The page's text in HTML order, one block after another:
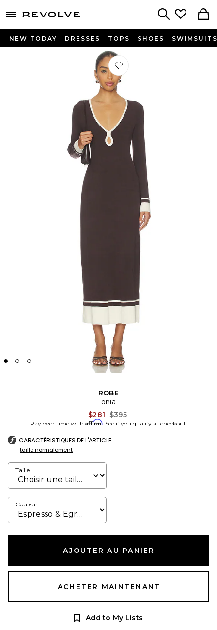
menu - shows more content
NEW TODAY DRESSES TOPS SHOES SWIMSUITS
Préféré ROBE
ROBE
onia
$281 Previous price:
$395
Pay over time with Affirm. See if you qualify at checkout.
CARACTÉRISTIQUES DE L'ARTICLE
taille normalement
Taille
Couleur
AJOUTER AU PANIER
ACHETER MAINTENANT
Add to My Lists